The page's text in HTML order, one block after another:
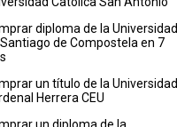
diploma de la Universidad
de Compostela en 7
un título de la Universidad
Herrera CEU